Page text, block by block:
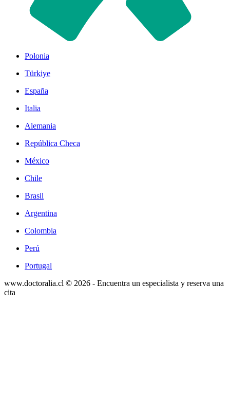
Polonia
Türkiye
España
Italia
Alemania
República Checa
México
Chile
Brasil
Argentina
Colombia
Perú
Portugal
www.doctoralia.cl © 2026 - Encuentra un especialista y reserva una
cita